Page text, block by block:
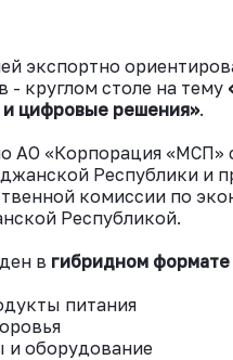
экспортно
- круглом столе на тему
цифровые решения».
АО «Корпорация
Республики и
комиссии по
Республикой.
в гибридном формате
питания
и оборудование